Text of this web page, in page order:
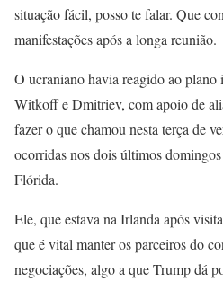
situação fácil, posso te falar. Que
manifestações após a longa reunião.
O ucraniano havia reagido ao plano
Witkoff e Dmitriev, com apoio de
fazer o que chamou nesta terça de
ocorridas nos dois últimos
Flórida.
Ele, que estava na Irlanda após
que é vital manter os parceiros do
negociações, algo a que Trump dá